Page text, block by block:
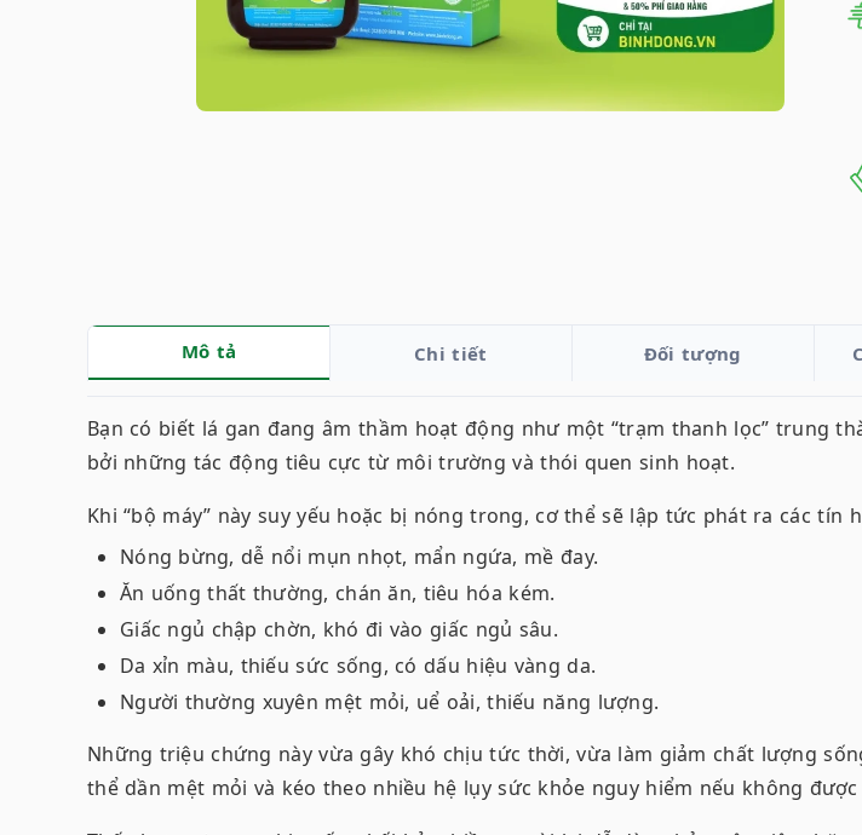
Mô tả Chi tiết Đối tượng
Bạn có biết lá gan đang âm thầm hoạt động như một “trạm thanh lọc” trung
bởi những tác động tiêu cực từ môi trường và thói quen sinh hoạt.
Khi “bộ máy” này suy yếu hoặc bị nóng trong, cơ thể sẽ lập tức phát ra các tín
Nóng bừng, dễ nổi mụn nhọt, mẩn ngứa, mề đay.
Ăn uống thất thường, chán ăn, tiêu hóa kém.
Giấc ngủ chập chờn, khó đi vào giấc ngủ sâu.
Da xỉn màu, thiếu sức sống, có dấu hiệu vàng da.
Người thường xuyên mệt mỏi, uể oải, thiếu năng lượng.
Những triệu chứng này vừa gây khó chịu tức thời, vừa làm giảm chất lượng
thể dần mệt mỏi và kéo theo nhiều hệ lụy sức khỏe nguy hiểm nếu không